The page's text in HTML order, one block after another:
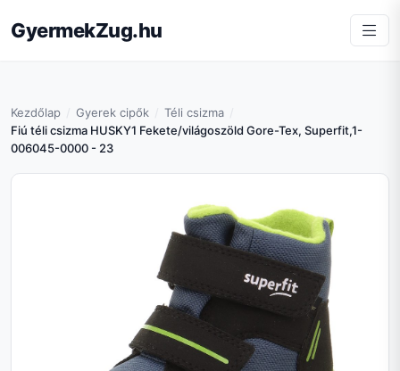
GyermekZug.hu
Kezdőlap Gyerek cipők
Téli csizma
Fiú téli csizma HUSKY1 Fekete/világoszöld Gore-Tex, Superfit,1-
006045-0000 - 23